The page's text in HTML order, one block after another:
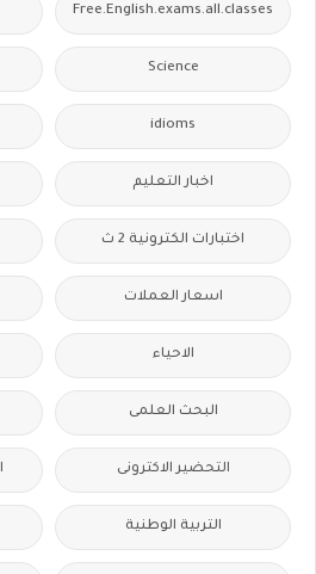
Free.English.exams.all.classes
Science
idioms
اخبار التعليم
اختبارات الكترونية 2 ث
اسعار العملات
الاحياء
البحث العلمى
التحضير الاكترونى
التربية الوطنية